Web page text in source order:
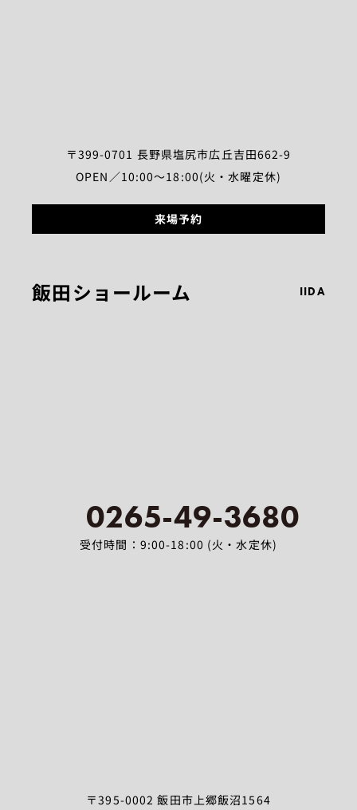
〒399-0701 長野県塩尻市広丘吉田662-9
OPEN／10:00～18:00(火・水曜定休)
来場予約
飯田ショールーム IIDA
0265-49-3680
受付時間：9:00-18:00 (火・水定休)
〒395-0002 飯田市上郷飯沼1564